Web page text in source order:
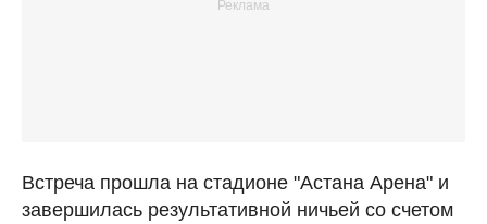
Встреча прошла на стадионе "Астана Арена" и
завершилась результативной ничьей со счетом